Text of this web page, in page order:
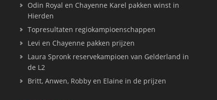
Odin Royal en Chayenne Karel pakken winst in
Hierden
Topresultaten regiokampioenschappen
Levi en Chayenne pakken prijzen
Laura Spronk reservekampioen van Gelderland in
de L2
Britt, Anwen, Robby en Elaine in de prijzen